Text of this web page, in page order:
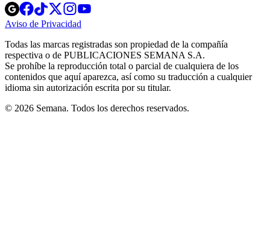
Opens
in
new
Opens
in
new
Opens
in
new
window
Opens
new
windowwindow
Aviso de Privacidad
new
window
Todas las marcas registradas son propiedad de la compañía
respectiva o de PUBLICACIONES SEMANA S.A.
Se prohíbe la reproducción total o parcial de cualquiera de los
contenidos que aquí aparezca, así como su traducción a cualquier
idioma sin autorización escrita por su titular.
© 2026 Semana. Todos los derechos reservados.